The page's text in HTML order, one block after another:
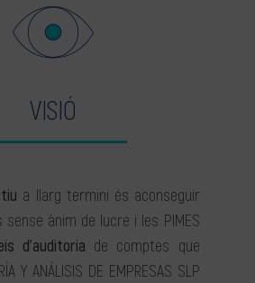
VISIÓ
a llarg termini és aconseguir
ànim de lucre i les PIMES
d’auditoria de comptes que
Y ANÁLISIS DE EMPRESAS SLP